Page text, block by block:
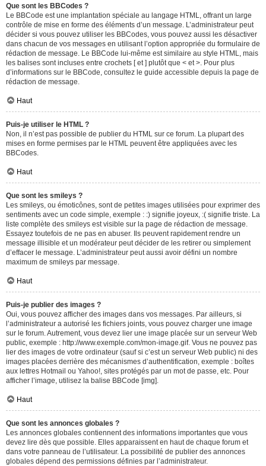
Que sont les BBCodes ?
Le BBCode est une implantation spéciale au langage HTML, offrant un large
contrôle de mise en forme des éléments d’un message. L’administrateur peut
décider si vous pouvez utiliser les BBCodes, vous pouvez aussi les désactiver
dans chacun de vos messages en utilisant l’option appropriée du formulaire de
rédaction de message. Le BBCode lui-même est similaire au style HTML, mais
les balises sont incluses entre crochets [ et ] plutôt que < et >. Pour plus
d’informations sur le BBCode, consultez le guide accessible depuis la page de
rédaction de message.
Haut
Puis-je utiliser le HTML ?
Non, il n’est pas possible de publier du HTML sur ce forum. La plupart des
mises en forme permises par le HTML peuvent être appliquées avec les
BBCodes.
Haut
Que sont les smileys ?
Les smileys, ou émoticônes, sont de petites images utilisées pour exprimer des
sentiments avec un code simple, exemple : :) signifie joyeux, :( signifie triste. La
liste complète des smileys est visible sur la page de rédaction de message.
Essayez toutefois de ne pas en abuser. Ils peuvent rapidement rendre un
message illisible et un modérateur peut décider de les retirer ou simplement
d’effacer le message. L’administrateur peut aussi avoir défini un nombre
maximum de smileys par message.
Haut
Puis-je publier des images ?
Oui, vous pouvez afficher des images dans vos messages. Par ailleurs, si
l’administrateur a autorisé les fichiers joints, vous pouvez charger une image
sur le forum. Autrement, vous devez lier une image placée sur un serveur Web
public, exemple : http://www.exemple.com/mon-image.gif. Vous ne pouvez pas
lier des images de votre ordinateur (sauf si c’est un serveur Web public) ni des
images placées derrière des mécanismes d’authentification, exemple : boîtes
aux lettres Hotmail ou Yahoo!, sites protégés par un mot de passe, etc. Pour
afficher l’image, utilisez la balise BBCode [img].
Haut
Que sont les annonces globales ?
Les annonces globales contiennent des informations importantes que vous
devez lire dès que possible. Elles apparaissent en haut de chaque forum et
dans votre panneau de l’utilisateur. La possibilité de publier des annonces
globales dépend des permissions définies par l’administrateur.